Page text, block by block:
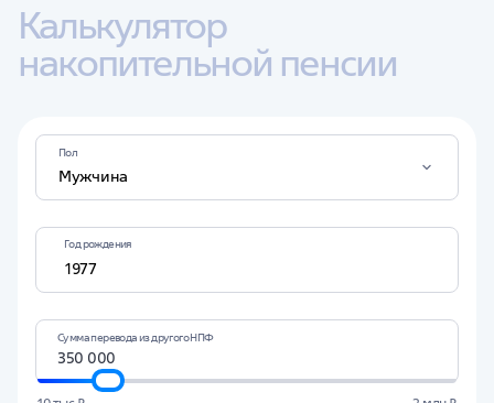
Калькулятор
накопительной пенсии
Пол
Мужчина
Год рождения
Сумма перевода из другого НПФ